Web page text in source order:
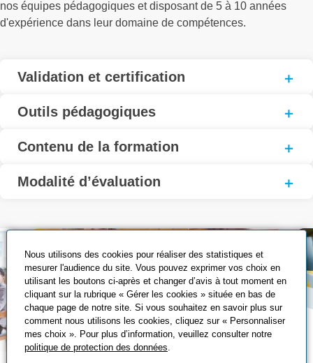
nos équipes pédagogiques et disposant de 5 à 10 années
d'expérience dans leur domaine de compétences.
Validation et certification
Outils pédagogiques
Contenu de la formation
Modalité d’évaluation
Nous utilisons des cookies pour réaliser des statistiques et
mesurer l'audience du site. Vous pouvez exprimer vos choix en
utilisant les boutons ci-après et changer d’avis à tout moment en
cliquant sur la rubrique « Gérer les cookies » située en bas de
chaque page de notre site. Si vous souhaitez en savoir plus sur
comment nous utilisons les cookies, cliquez sur « Personnaliser
mes choix ». Pour plus d’information, veuillez consulter notre
politique de protection des données